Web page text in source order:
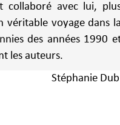
collaboré avec lui,
véritable voyage dans
des années 1990
les auteurs.
Stéphanie